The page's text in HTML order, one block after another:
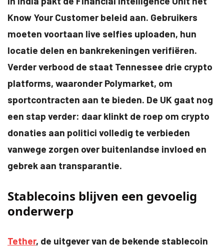
Know Your Customer beleid aan. Gebruikers
moeten voortaan live selfies uploaden, hun
locatie delen en bankrekeningen verifiëren.
Verder verbood de staat Tennessee drie crypto
platforms, waaronder Polymarket, om
sportcontracten aan te bieden. De UK gaat nog
een stap verder: daar klinkt de roep om crypto
donaties aan politici volledig te verbieden
vanwege zorgen over buitenlandse invloed en
gebrek aan transparantie.
Stablecoins blijven een gevoelig
onderwerp
Tether, de uitgever van de bekende stablecoin